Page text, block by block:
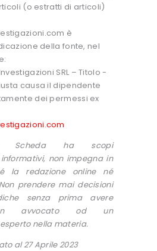
(o estratti di articoli)
è
della fonte, nel
SRL – Titolo -
causa il dipendente
dei permessi ex
Scheda ha scopi
non impegna in
la redazione online né
prendere mai decisioni
senza prima avere
avvocato od un
nella materia.
al 27 Aprile 2023